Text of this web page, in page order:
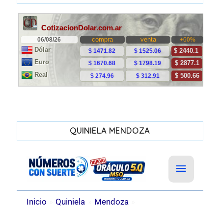
QUINIELA MENDOZA